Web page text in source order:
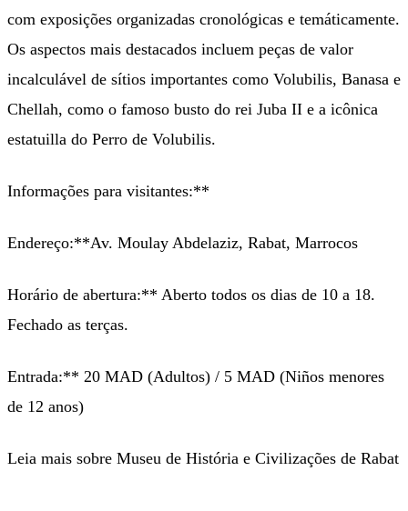
com exposições organizadas cronológicas e temáticamente.
Os aspectos mais destacados incluem peças de valor
incalculável de sítios importantes como Volubilis, Banasa e
Chellah, como o famoso busto do rei Juba II e a icônica
estatuilla do Perro de Volubilis.
Informações para visitantes:**
Endereço:**Av. Moulay Abdelaziz, Rabat, Marrocos
Horário de abertura:** Aberto todos os dias de 10 a 18.
Fechado as terças.
Entrada:** 20 MAD (Adultos) / 5 MAD (Niños menores
de 12 anos)
Leia mais sobre Museu de História e Civilizações de Rabat